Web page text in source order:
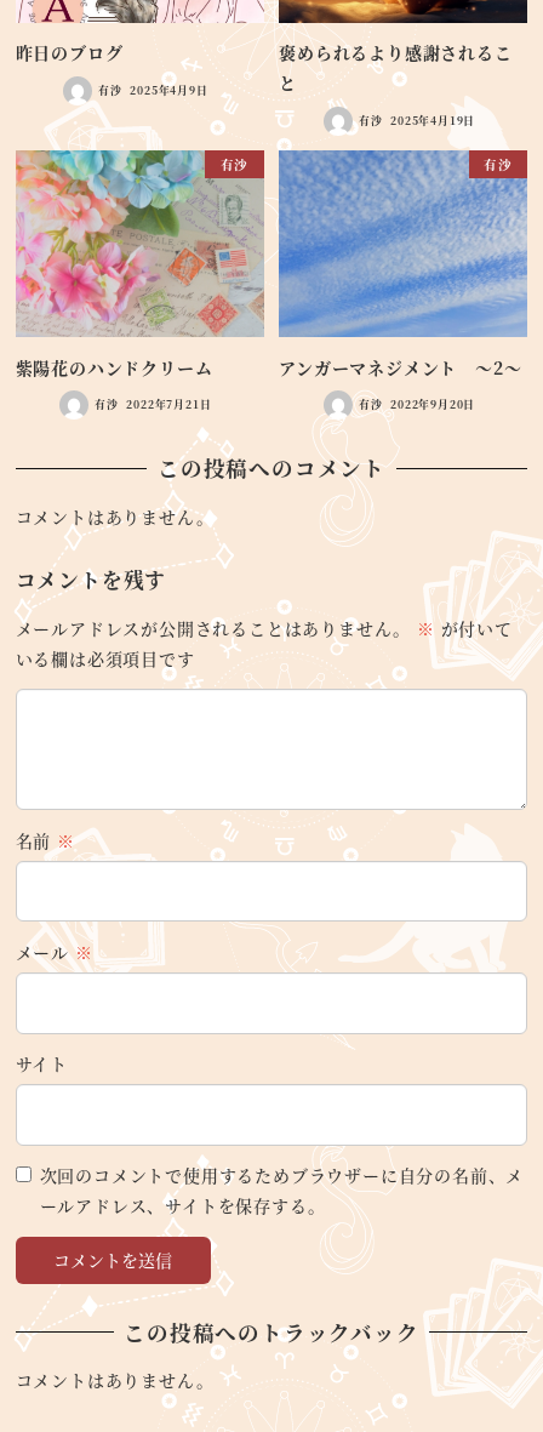
昨日のブログ
有沙 2025年4月9日
褒められるより感謝されるこ
と
有沙 2025年4月19日
有沙
紫陽花のハンドクリーム
有沙 2022年7月21日
有沙
アンガーマネジメント ～2～
有沙 2022年9月20日
この投稿へのコメント
コメントはありません。
コメントを残す
メールアドレスが公開されることはありません。 ※ が付いて
いる欄は必須項目です
名前 ※
メール※
サイト
次回のコメントで使用するためブラウザーに自分の名前、メ
ールアドレス、サイトを保存する。
この投稿へのトラックバック
コメントはありません。